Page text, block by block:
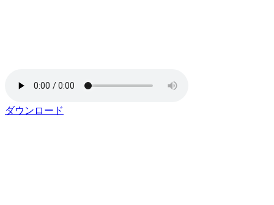
ダウンロード